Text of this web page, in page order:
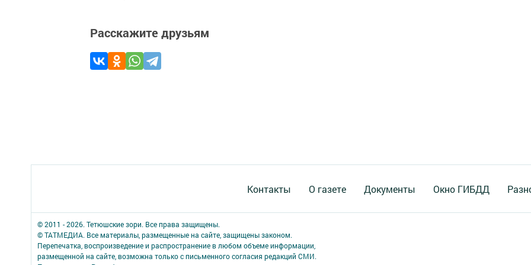
Расскажите друзьям
Контакты О газете Документы Окно ГИБДД
© 2011 - 2026. Тетюшские зори. Все права защищены.
© ТАТМЕДИА. Все материалы, размещенные на сайте, защищены законом.
Перепечатка, воспроизведение и распространение в любом объеме информации,
размещенной на сайте, возможна только с письменного согласия редакций СМИ.